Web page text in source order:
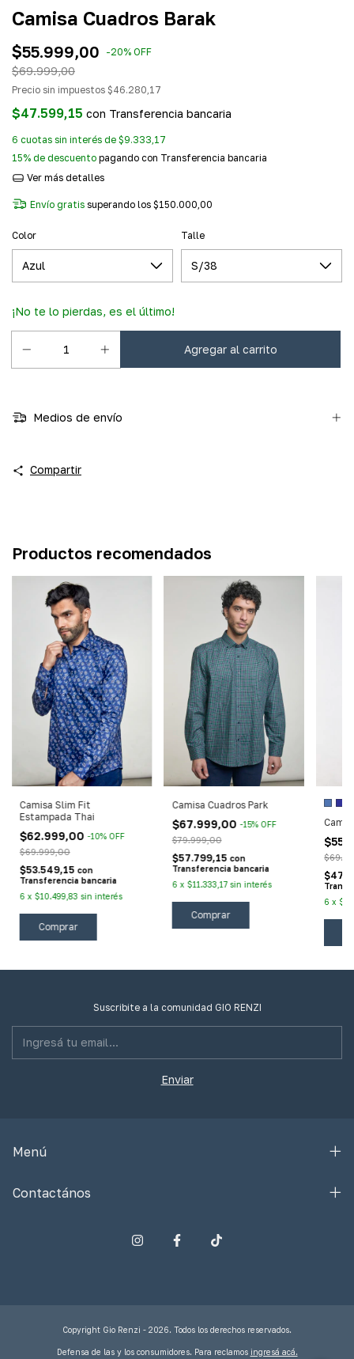
Camisa Cuadros Barak
$55.999,00 -20% OFF
$69.999,00
Precio sin impuestos $46.280,17
$47.599,15 con Transferencia bancaria
6 cuotas sin interés de $9.333,17
15% de descuento pagando con Transferencia bancaria
Ver más detalles
Envío gratis superando los $150.000,00
Color Talle
¡No te lo pierdas, es el último!
Medios de envío
Compartir
Productos recomendados
Camisa Slim Fit
Estampada Thai
$62.999,00-10% OFF
$69.999,00
$53.549,15 con
Transferencia bancaria
6 x $10.499,83 sin interés
Comprar
Camisa Cuadros Park
$67.999,00-15% OFF
$79.999,00
$57.799,15 con
Transferencia bancaria
6 x $11.333,17 sin interés
Comprar
6 x
Suscribite a la comunidad GIO RENZI
Menú
Contactános
Copyright Gio Renzi - 2026. Todos los derechos reservados.
Defensa de las y los consumidores. Para reclamos ingresá acá.